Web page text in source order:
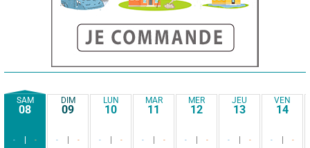
SAM
08
- -
DIM
09
- -
LUN
10
- -
MAR
11
- -
MER
12
- -
JEU
13
- -
VEN
14
- -